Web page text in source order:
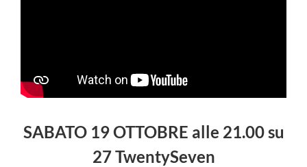
SABATO 19 OTTOBRE alle 21.00 su
27 TwentySeven